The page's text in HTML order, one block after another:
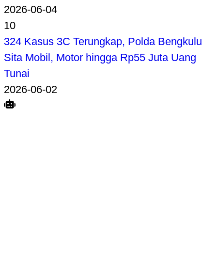
2026-06-04
10
324 Kasus 3C Terungkap, Polda Bengkulu
Sita Mobil, Motor hingga Rp55 Juta Uang
Tunai
2026-06-02